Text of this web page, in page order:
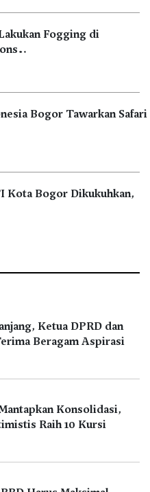
Fogging di
Bogor Tawarkan Safari
Kota Bogor Dikukuhkan,
Ketua DPRD dan
Beragam Aspirasi
Konsolidasi,
Raih 10 Kursi